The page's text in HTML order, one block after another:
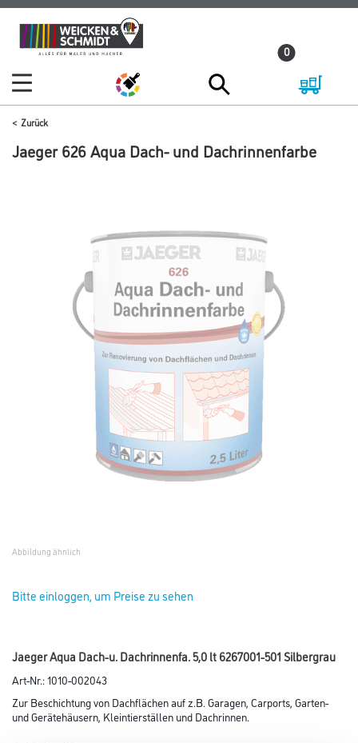
Zum
Inhalt
Zum
Navigationsmenü
0
Zurück
Jaeger 626 Aqua Dach- und Dachrinnenfarbe
Abbildung ähnlich
Bitte einloggen, um Preise zu sehen
Jaeger Aqua Dach-u. Dachrinnenfa. 5,0 lt 6267001-501 Silbergrau
Art-Nr.:1010-002043
Zur Beschichtung von Dachflächen auf z.B. Garagen, Carports, Garten-
und Gerätehäusern, Kleintierställen und Dachrinnen.